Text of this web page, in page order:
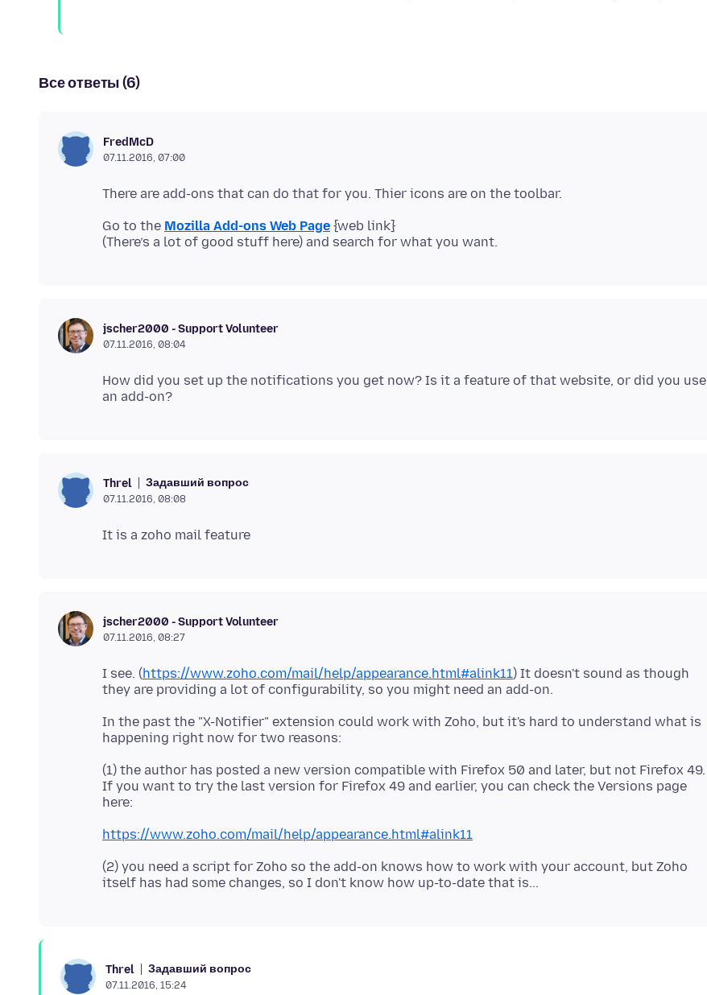
Все ответы (6)
FredMcD
07.11.2016, 07:00
Go to the Mozilla Add-ons Web Page {web link}
jscher2000 - Support Volunteer
07.11.2016, 08:04
How did you set up the notifications you get now? Is it a feature of that website, or did you use
Threl Задавший вопрос
07.11.2016, 08:08
jscher2000 - Support Volunteer
07.11.2016, 08:27
I see. (https://www.zoho.com/mail/help/appearance.html#alink11) It doesn't sound as though
In the past the "X-Notifier" extension could work with Zoho, but it's hard to understand what is
(1) the author has posted a new version compatible with Firefox 50 and later, but not Firefox 49.
If you want to try the last version for Firefox 49 and earlier, you can check the Versions page
https://www.zoho.com/mail/help/appearance.html#alink11
(2) you need a script for Zoho so the add-on knows how to work with your account, but Zoho
Threl Задавший вопрос
07.11.2016, 15:24